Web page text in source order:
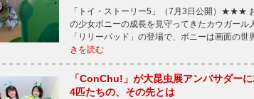
「トイ・ストーリー5」（7月3日公開）★★★
の少女ボニーの成長を見守ってきたカウガー
「リリーパッド」の登場で、ボニーは画面の
きを読む
「ConChu!」が大昆虫展アンバサダー
4匹たちの、その先とは